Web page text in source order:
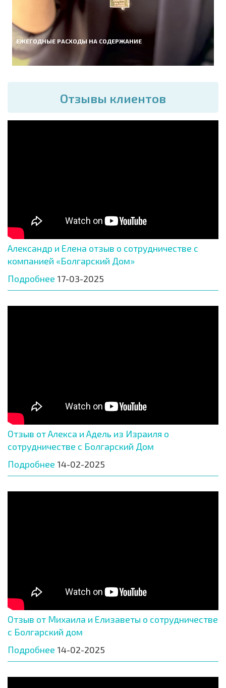
ЕЖЕГОДНЫЕ РАСХОДЫ НА СОДЕРЖАНИЕ
Отзывы клиентов
Александр и Елена отзыв о сотрудничестве с
компанией «Болгарский Дом»
Подробнее 17-03-2025
Отзыв от Алекса и Адель из Израиля о
сотрудничестве с Болгарский Дом
Подробнее 14-02-2025
Отзыв от Михаила и Елизаветы о сотрудничестве
с Болгарский дом
Подробнее 14-02-2025